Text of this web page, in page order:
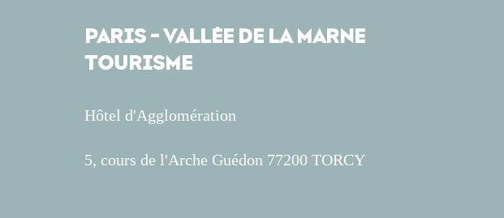
PARIS - VALLÉE DE LA MARNE
TOURISME
Hôtel d'Agglomération
5, cours de l'Arche Guédon 77200 TORCY